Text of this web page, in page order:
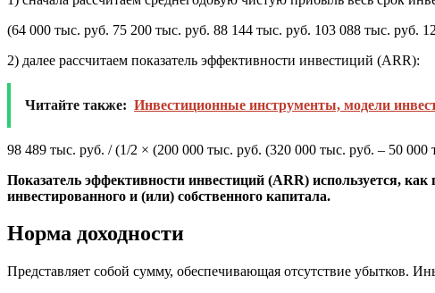
(64 000 тыс. руб. 75 200 тыс. руб. 88 144 тыс. руб. 103 088 тыс. руб.
2) далее рассчитаем показатель эффективности инвестиций (ARR):
Читайте также: Инвестиционные инструменты, модели
98 489 тыс. руб. / (1/2 × (200 000 тыс. руб. (320 000 тыс. руб. – 50 000
Показатель эффективности инвестиций (ARR) используется,
инвестированного и (или) собственного капитала.
Норма доходности
Представляет собой сумму, обеспечивающая отсутствие убытков.